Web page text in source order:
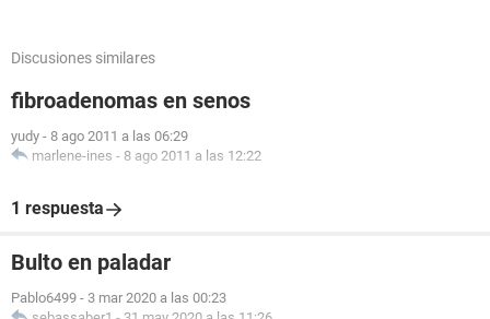
Discusiones similares
fibroadenomas en senos
yudy - 8 ago 2011 a las 06:29
marlene-ines - 8 ago 2011 a las 12:22
1 respuesta
Bulto en paladar
Pablo6499 - 3 mar 2020 a las 00:23